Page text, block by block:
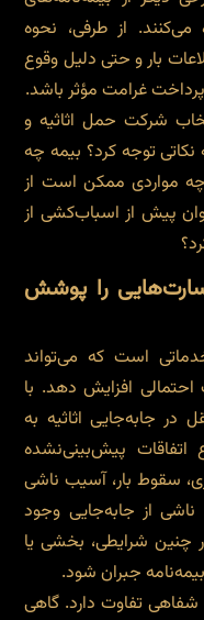
از طرفی، نحوه
بار و حتی دلیل وقوع
غرامت مؤثر باشد.
شرکت حمل اثاثیه و
توجه کرد؟ بیمه چه
مواردی ممکن است از
پیش از اسباب‌کشی از
را پوشش
است که می‌تواند
افزایش دهد. با
در جابه‌جایی اثاثیه به
پیش‌بینی‌نشده
سقوط بار، آسیب ناشی
از جابه‌جایی وجود
چنین شرایطی، بخشی یا
جبران شود.
تفاوت دارد. گاهی